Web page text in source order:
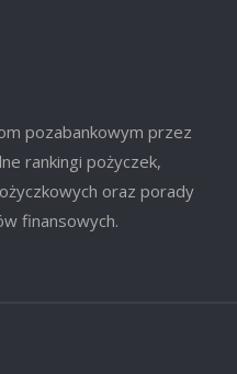
pozabankowym przez
rankingi pożyczek,
oraz porady
finansowych.